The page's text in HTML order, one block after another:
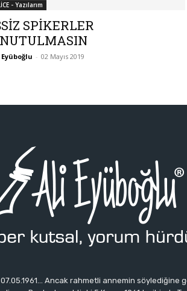
- Yazılarım
SPİKERLER
- 02 Mayıs 2019
Ancak rahmetli annemin söylediğine